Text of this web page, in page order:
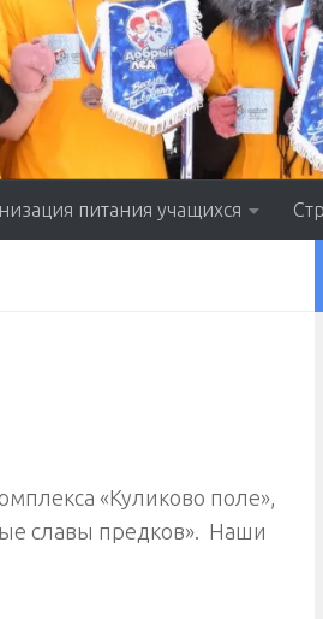
питания учащихся
«Куликово поле»,
славы предков». Наши